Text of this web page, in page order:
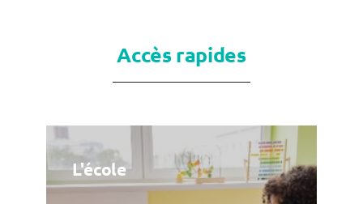
Accès rapides
L'école